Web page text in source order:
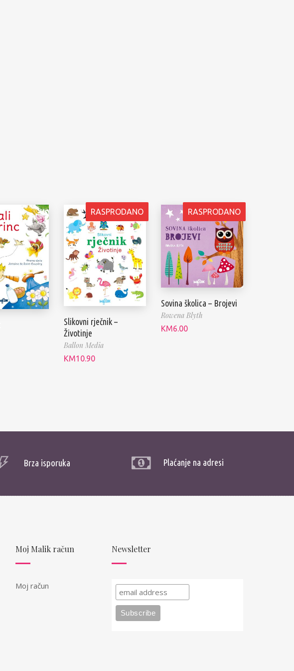
RASPRODANO
Slikovni rječnik –
Životinje
Ballon Media
KM10.90
RASPRODANO
Sovina školica – Brojevi
Rowena Blyth
KM6.00
Brza isporuka Plaćanje na adresi
Moj Malik račun
Moj račun
Newsletter